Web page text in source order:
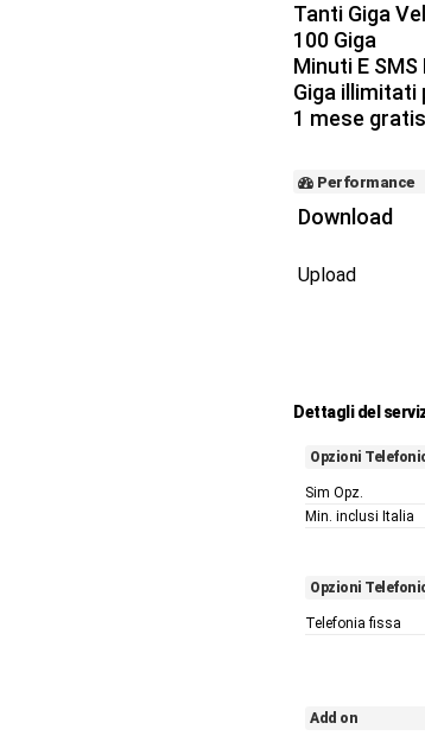
Tanti Giga
100 Giga
Minuti E
Giga illimitati
1 mese
Performance
Download
Upload
Dettagli del
Opzioni
Sim Opz.
Min. inclusi Italia
Opzioni
Telefonia fissa
Add on